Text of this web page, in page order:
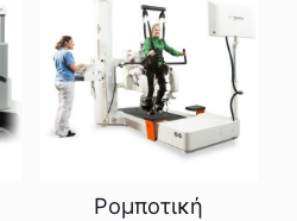
Ρομποτική